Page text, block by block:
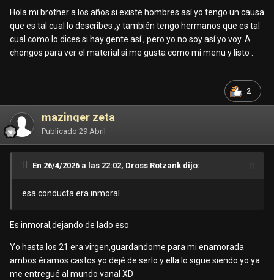
habrá hombres que no visitan putas y si lo hacen cuál es el
secreto por qué para mí eso sería imposible ...
Yo soy un fiel ejemplo de un hombre que apesar que tiene
novia siempre para visitando putas y es algo que no podría
Yo creo que esos hombres no existen y la verdad... nadie en
esta vida se resiste a ir a un chongo y tirarse una puta ya si
le va bien o mal ya es otra historia ..
Hola mi brother a los años si existe hombres así yo tengo un causa
que es tal cual lo describes ,y también tengo hermanos que es tal
cual como lo dices si hay gente así , pero yo no soy así yo voy. A
chongos para ver el material si me gusta como mi menu y listo .
2
mazinger zeta
Publicado 29 Abril
En 26/4/2026 a las 22:02, Dross Rotzank dijo:
esa conducta era inmoral
Es inmoral,dejando de lado eso
Yo hasta los 21 era virgen,guardandome para mi enamorada
ambos éramos castos yo dejé de serlo y ella lo sigue siendo yo ya
me entregué al mundo vanal XD